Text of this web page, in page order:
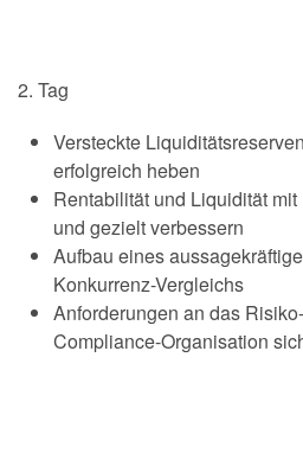
2. Tag
Versteckte
erfolgreich heben
Rentabilität und Liquidität
und gezielt verbessern
Aufbau eines
Konkurrenz-Vergleichs
Anforderungen an das
Compliance-Organisation